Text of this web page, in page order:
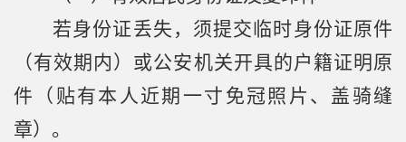
若身份证丢失，须提交临时身份证原件
（有效期内）或公安机关开具的户籍证明原
件（贴有本人近期一寸免冠照片、盖骑缝
章）。